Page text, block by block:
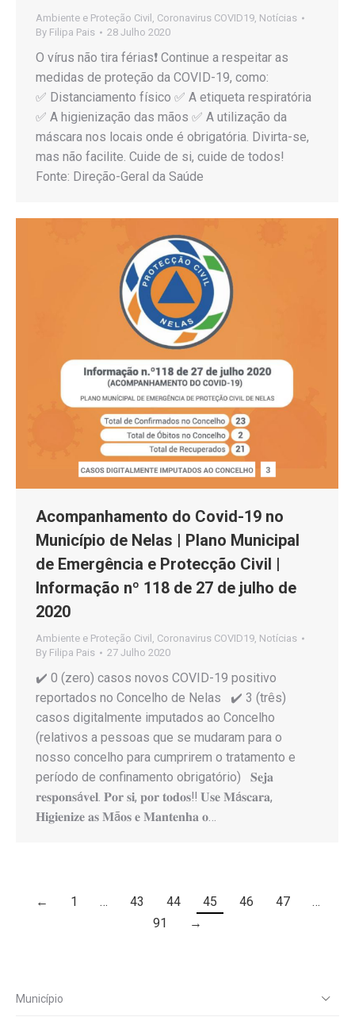
Ambiente e Proteção Civil , Coronavirus COVID19, Notícias
By Filipa Pais 28 Julho 2020
O vírus não tira férias❗️ Continue a respeitar as
medidas de proteção da COVID-19, como:
✅ Distanciamento físico ✅ A etiqueta respiratória
✅ A higienização das mãos ✅ A utilização da
máscara nos locais onde é obrigatória. Divirta-se,
mas não facilite. Cuide de si, cuide de todos!
Fonte: Direção-Geral da Saúde
Acompanhamento do Covid-19 no
Município de Nelas | Plano Municipal
de Emergência e Protecção Civil |
Informação nº 118 de 27 de julho de
2020
Ambiente e Proteção Civil , Coronavirus COVID19, Notícias
By Filipa Pais 27 Julho 2020
✔️ 0 (zero) casos novos COVID-19 positivo
reportados no Concelho de Nelas ✔️ 3 (três)
casos digitalmente imputados ao Concelho
(relativos a pessoas que se mudaram para o
nosso concelho para cumprirem o tratamento e
período de confinamento obrigatório) 𝐒𝐞𝐣𝐚
𝐫𝐞𝐬𝐩𝐨𝐧𝐬á𝐯𝐞𝐥. 𝐏𝐨𝐫 𝐬𝐢, 𝐩𝐨𝐫 𝐭𝐨𝐝𝐨𝐬‼️ 𝐔𝐬𝐞 𝐌á𝐬𝐜𝐚𝐫𝐚,
𝐇𝐢𝐠𝐢𝐞𝐧𝐢𝐳𝐞 𝐚𝐬 𝐌ã𝐨𝐬 𝐞 𝐌𝐚𝐧𝐭𝐞𝐧𝐡𝐚 𝐨…
← 1 … 43 44 45 46 47
…
91
→
Município